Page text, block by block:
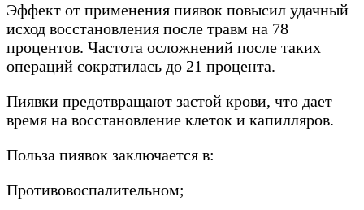
Эффект от применения пиявок повысил удачный
исход восстановления после травм на 78
процентов. Частота осложнений после таких
операций сократилась до 21 процента.
Пиявки предотвращают застой крови, что дает
время на восстановление клеток и капилляров.
Польза пиявок заключается в:
Противовоспалительном;